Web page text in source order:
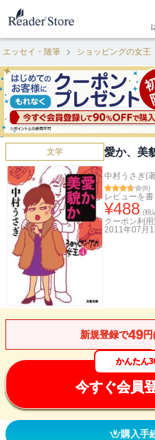
エッセイ・随筆 ショッピングの女王
文学 愛か、美
中村うさぎ(
(6)
レビューを書
¥488 (税
クーポン利
2011年07月
新規登録で49
かんたん
今すぐ会員
購入手